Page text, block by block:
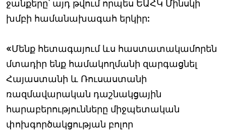
ջանքերը՝ այդ թվում որպես ԵԱՀԿ Մինսկի
խմբի համանախագահ երկիր:
«Մենք հետագայում ևս հաստատակամորեն
մտադիր ենք համակողմանի զարգացնել
Հայաստանի և Ռուսաստանի
ռազմավարական դաշնակցային
հարաբերությունները միջպետական
փոխգործակցության բոլոր